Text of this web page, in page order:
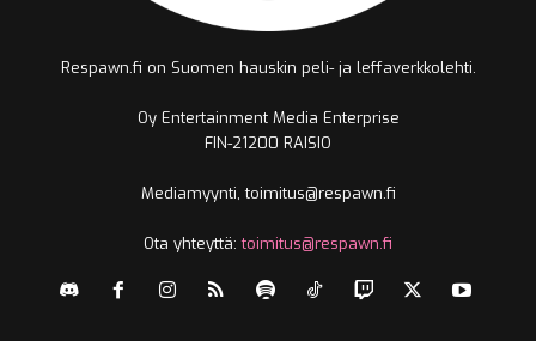
Respawn.fi on Suomen hauskin peli- ja leffaverkkolehti.
Oy Entertainment Media Enterprise
FIN-21200 RAISIO
Mediamyynti, toimitus@respawn.fi
Ota yhteyttä:toimitus@respawn.fi